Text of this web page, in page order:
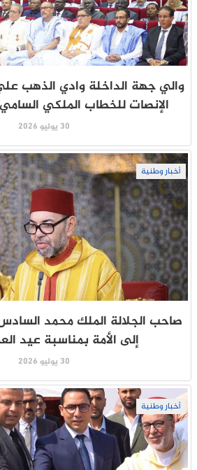
والي جهة الداخلة وادي الذهب
الإنصات للخطاب الملكي
30 يوليو 2026
أخبار وطنية
صاحب الجلالة الملك محمد
إلى الأمة بمناسبة عيد
30 يوليو 2026
أخبار وطنية